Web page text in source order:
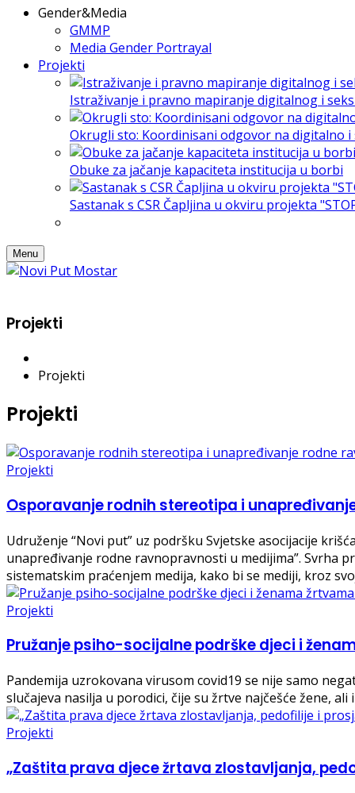
Gender&Media
GMMP
Media Gender Portrayal
Projekti
Istraživanje i pravno mapiranje digitalnog i
Okrugli sto: Koordinisani odgovor na digitalno i
Obuke za jačanje kapaciteta institucija u borbi
Sastanak s CSR Čapljina u okviru projekta
Menu
Projekti
Projekti
Projekti
Projekti
Osporavanje rodnih stereotipa i
Udruženje “Novi put” uz podršku Svjetske asocijacije
unapređivanje rodne ravnopravnosti u medijima”. Svrha
sistematskim praćenjem medija, kako bi se mediji, kroz
Projekti
Pružanje psiho-socijalne podrške djeci i
Pandemija uzrokovana virusom covid19 se nije samo
slučajeva nasilja u porodici, čije su žrtve najčešće žene,
Projekti
„Zaštita prava djece žrtava zlostavljanja,